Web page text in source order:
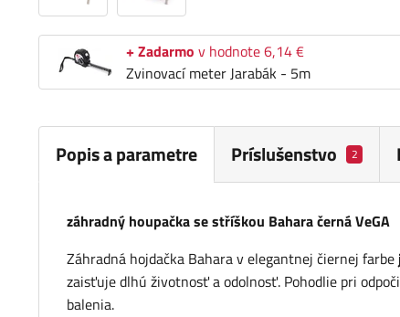
+ Zadarmo v hodnote 6,14 €
Zvinovací meter Jarabák - 5m
Popis a parametre Príslušenstvo 2
záhradný houpačka se stříškou Bahara černá VeGA
Záhradná hojdačka Bahara v elegantnej čiernej farbe
zaisťuje dlhú životnosť a odolnosť. Pohodlie pri
balenia.